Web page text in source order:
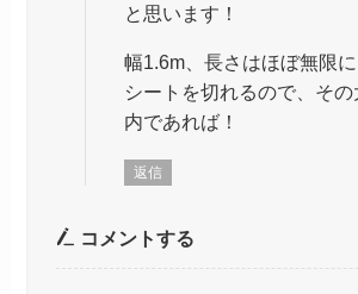
と思います！
幅1.6m、長さはほぼ無限
シートを切れるので、そ
内であれば！
返信
コメントする